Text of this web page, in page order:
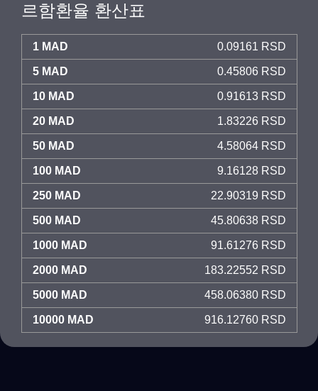
르함환율 환산표
1 MAD 0.09161 RSD
5 MAD 0.45806 RSD
10 MAD 0.91613 RSD
20 MAD 1.83226 RSD
50 MAD 4.58064 RSD
100 MAD 9.16128 RSD
250 MAD 22.90319 RSD
500 MAD 45.80638 RSD
1000 MAD 91.61276 RSD
2000 MAD 183.22552 RSD
5000 MAD 458.06380 RSD
10000 MAD 916.12760 RSD